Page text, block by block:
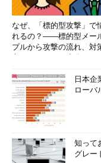
なぜ、「標的型攻撃」で
れるの？――標的型メー
プルから攻撃の流れ、対
日本
ローバ
知って
グレー